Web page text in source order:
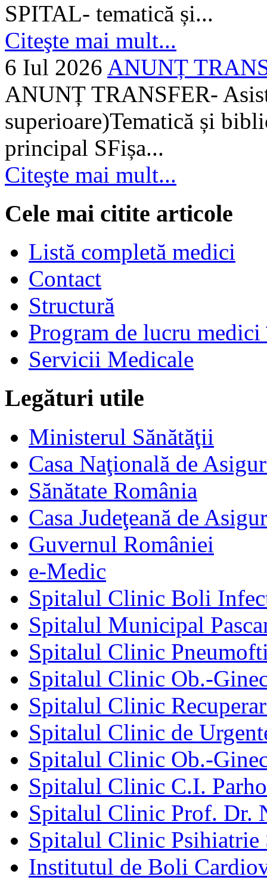
SPITAL- tematică și...
Citeşte mai mult...
6 Iul 2026 ANUNȚ
ANUNȚ TRANSFER-
superioare)Tematică și
principal SFișa...
Citeşte mai mult...
Cele mai citite articole
Listă completă medici
Contact
Structură
Program de lucru
Servicii Medicale
Legături utile
Ministerul Sănătăţii
Casa Naţională de
Sănătate România
Casa Judeţeană de
Guvernul României
e-Medic
Spitalul Clinic Boli
Spitalul Municipal
Spitalul Clinic
Spitalul Clinic Ob.-
Spitalul Clinic
Spitalul Clinic de
Spitalul Clinic Ob.-
Spitalul Clinic C.I.
Spitalul Clinic Prof. Dr.
Spitalul Clinic Psihiatrie
Institutul de Boli